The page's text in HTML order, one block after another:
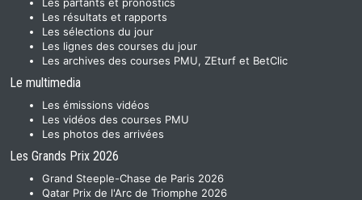
Les partants et pronostics
Les résultats et rapports
Les sélections du jour
Les lignes des courses du jour
Les archives des courses PMU, ZEturf et BetClic
Le multimedia
Les émissions vidéos
Les vidéos des courses PMU
Les photos des arrivées
Les Grands Prix 2026
Grand Steeple-Chase de Paris 2026
Qatar Prix de l'Arc de Triomphe 2026